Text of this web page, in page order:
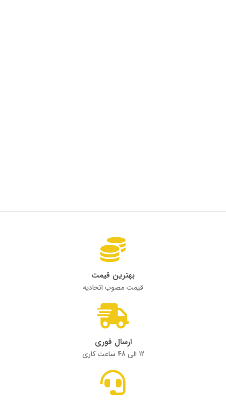
بهترین قیمت
قیمت مصوب اتحادیه
ارسال فوری
12 الی 48 ساعت کاری